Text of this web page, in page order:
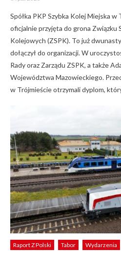
on
Spółka PKP Szybka Kolej Miejska w
oficjalnie przyjęta do grona Związku
Kolejowych (ZSPK). To już
dołączył do organizacji. W
Rady oraz Zarządu ZSPK, a także
Województwa Mazowieckiego.
w Trójmieście otrzymali dyplom,
Raport Z Polski Tabor Wydarzenia